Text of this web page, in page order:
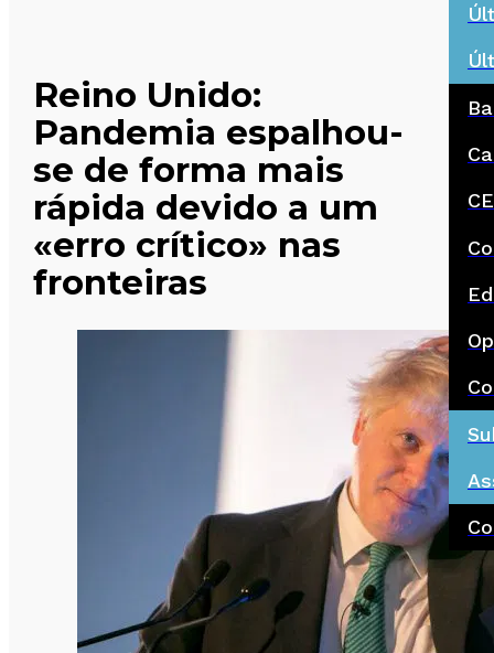
Reino Unido:
Pandemia espalhou-
se de forma mais
rápida devido a um
«erro crítico» nas
fronteiras